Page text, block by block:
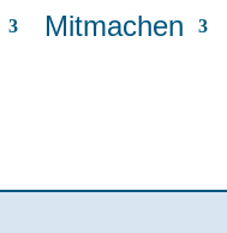
Mitmachen